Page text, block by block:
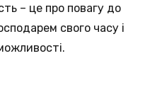
– це про повагу до
свого часу і